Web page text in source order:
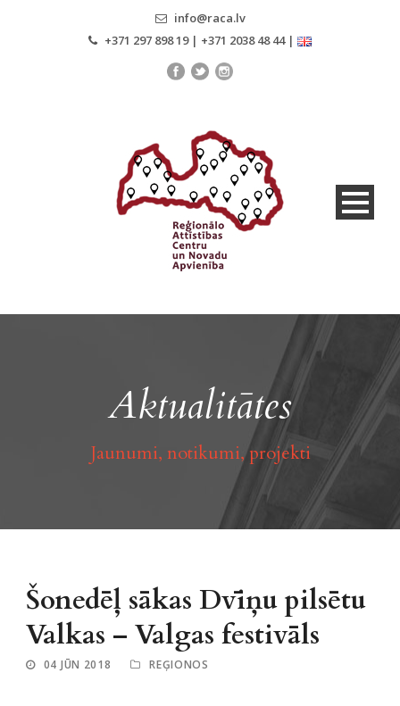
info@raca.lv
+371 297 898 19 | +371 2038 48 44 |
Aktualitātes
Jaunumi, notikumi, projekti
Šonedēļ sākas Dvīņu pilsētu
Valkas – Valgas festivāls
04 JŪN 2018 REĢIONOS